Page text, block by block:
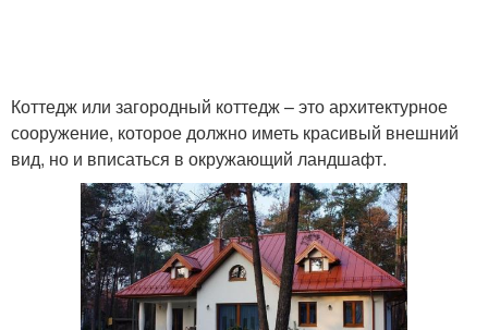
Коттедж или загородный коттедж – это архитектурное
сооружение, которое должно иметь красивый внешний
вид, но и вписаться в окружающий ландшафт.